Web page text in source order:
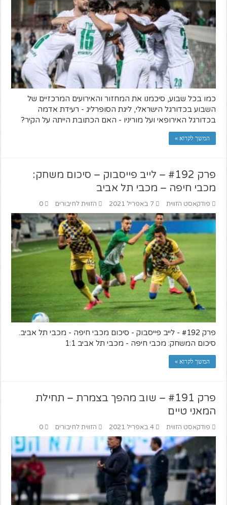
כמו בכל שבוע, סיכמנו את המחזור והאירועים המרכזיים של
השבוע בכדורגל הישראלי, ליגת הסופרליג - רעידת אדמה
בכדורגל האירופאי ועל מוריניו - האם הכתובת הייתה על הקיר?
המשך לקרוא »
פרק #192 – לייב פייסבוק – סיכום משחק:
מכבי חיפה – מכבי תל אביב
פודקאסט הזווית 7 באפריל 2021 הזווית לחיבורים 0
פרק #192 - לייב פייסבוק - סיכום מכבי חיפה - מכבי תל אביב.
סיכום המשחק: מכבי חיפה - מכבי תל אביב 1:1
המשך לקרוא »
פרק #191 – שוב מהפך בצמרת – תחילת
המאני טיים
פודקאסט הזווית 4 באפריל 2021 הזווית לחיבורים 0